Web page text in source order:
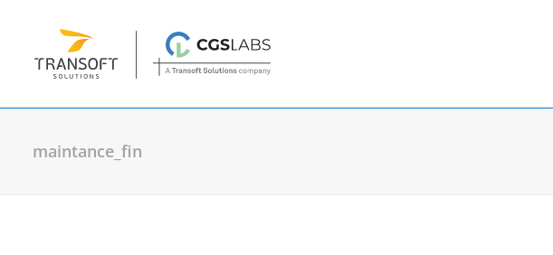
maintance_fin